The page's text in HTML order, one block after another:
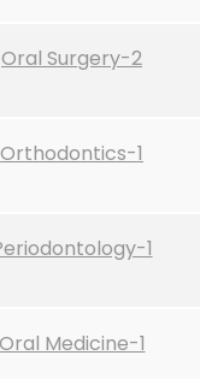
Oral Surgery-2
Orthodontics-1
1
Oral Medicine-1